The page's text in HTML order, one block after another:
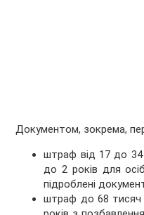
Документом, зокрема,
штраф від 17 до 34
до 2 років для
підроблені
штраф до 68 тисяч